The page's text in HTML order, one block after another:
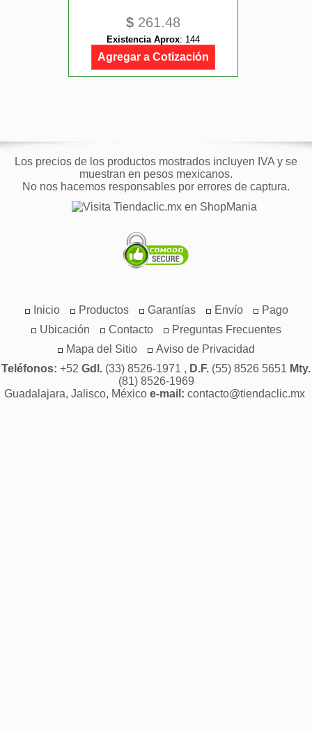
$ 261.48
Existencia Aprox: 144
Agregar a Cotización
Los precios de los productos mostrados incluyen IVA y se
muestran en pesos mexicanos.
No nos hacemos responsables por errores de captura.
Inicio Productos Garantías Envío
Pago
Ubicación
Contacto
Preguntas Frecuentes
Mapa del Sitio
Aviso de Privacidad
Teléfonos: +52 Gdl. (33) 8526-1971 , D.F. (55) 8526 5651 Mty.
(81) 8526-1969
Guadalajara, Jalisco, México e-mail: contacto@tiendaclic.mx